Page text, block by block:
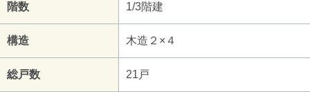
階数 1/3階建
構造 木造２×４
総戸数 21戸